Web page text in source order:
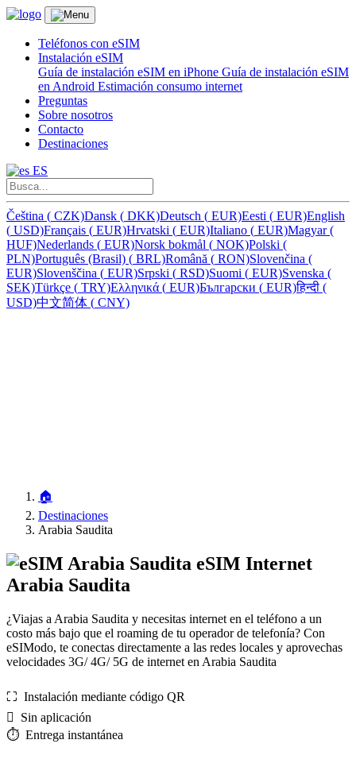
Teléfonos con eSIM
Instalación eSIM
Guía de instalación eSIM en iPhone Guía de instalación eSIM
en Android Estimación consumo internet
Preguntas
Sobre nosotros
Contacto
Destinaciones
ES
Čeština ( CZK)Dansk ( DKK)Deutsch ( EUR)Eesti ( EUR)English
( USD)Français ( EUR)Hrvatski ( EUR)Italiano ( EUR)Magyar(
HUF)Nederlands ( EUR)Norsk bokmål ( NOK)Polski (
PLN)Português (Brasil) ( BRL)Română ( RON)Slovenčina (
EUR)Slovenščina ( EUR)Srpski ( RSD)Suomi ( EUR)Svenska (
SEK)Türkçe ( TRY)Ελληνικά ( EUR)Български ( EUR)हिन्दी (
USD)中文简体 ( CNY)
🏠
Destinaciones
Arabia Saudita
eSIM Internet
Arabia Saudita
¿Viajas a Arabia Saudita y necesitas internet en el teléfono a un
costo más bajo que el roaming de tu operador de telefonía? Con
eSIModo, te conectas directamente a las redes locales y aprovechas
velocidades 3G/ 4G/ 5G de internet en Arabia Saudita
⛶️️ Instalación mediante código QR
️ Sin aplicación
⏱️️ Entrega instantánea